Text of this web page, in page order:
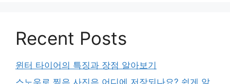
Recent Posts
윈터 타이어의 특징과 장점 알아보기